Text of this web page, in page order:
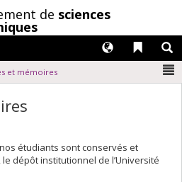
de sciences
Liens
Langues
et mémoires
étudiants sont conservés et
, le dépôt institutionnel de l’Université